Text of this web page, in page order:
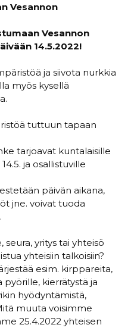
Vesannon
Vesannon
14.5.2022!
ja siivota nurkkia
myös kysellä
tuttuun tapaan
tarjoavat kuntalaisille
ja osallistuville
päivän aikana,
jne. voivat tuoda
yritys tai yhteisö
yhteisiin talkoisiin?
esim. kirppareita,
kierrätystä ja
hyödyntämistä,
muuta voisimme
25.4.2022 yhteisen